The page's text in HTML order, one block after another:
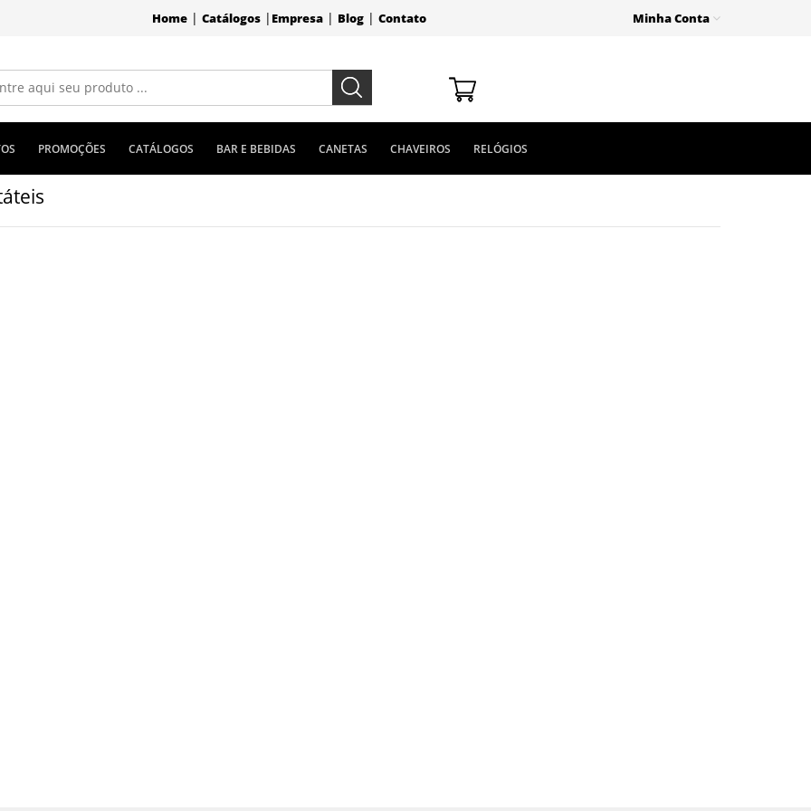
Home| Catálogos| Empresa| Blog| Contato Minha Conta
PROMOÇÕES CATÁLOGOS BAR E BEBIDAS CANETAS CHAVEIROS RELÓGIOS